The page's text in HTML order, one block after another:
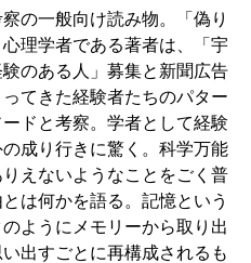
の一般向け読み物。「偽り
理学者である著者は、「宇
のある人」募集と新聞広告
てきた経験者たちのパター
ドと考察。学者として経験
成り行きに驚く。科学万能
えないようなことをごく普
は何かを語る。記憶という
ようにメモリーから取り出
出すごとに再構成されるも